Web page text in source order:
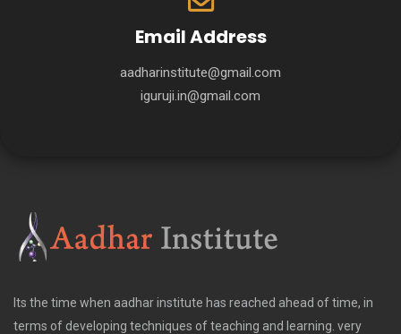
Email Address
aadharinstitute@gmail.com
iguruji.in@gmail.com
Its the time when aadhar institute has reached ahead of time, in
terms of developing techniques of teaching and learning. very